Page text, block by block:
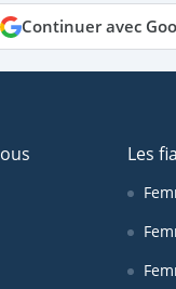
Continuer avec
Les